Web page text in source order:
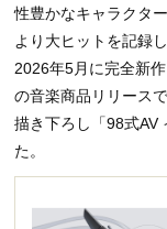
性豊かなキャラクタ
より大ヒットを記録
2026年5月に完全新
の音楽商品リリース
描き下ろし「98式AV
た。